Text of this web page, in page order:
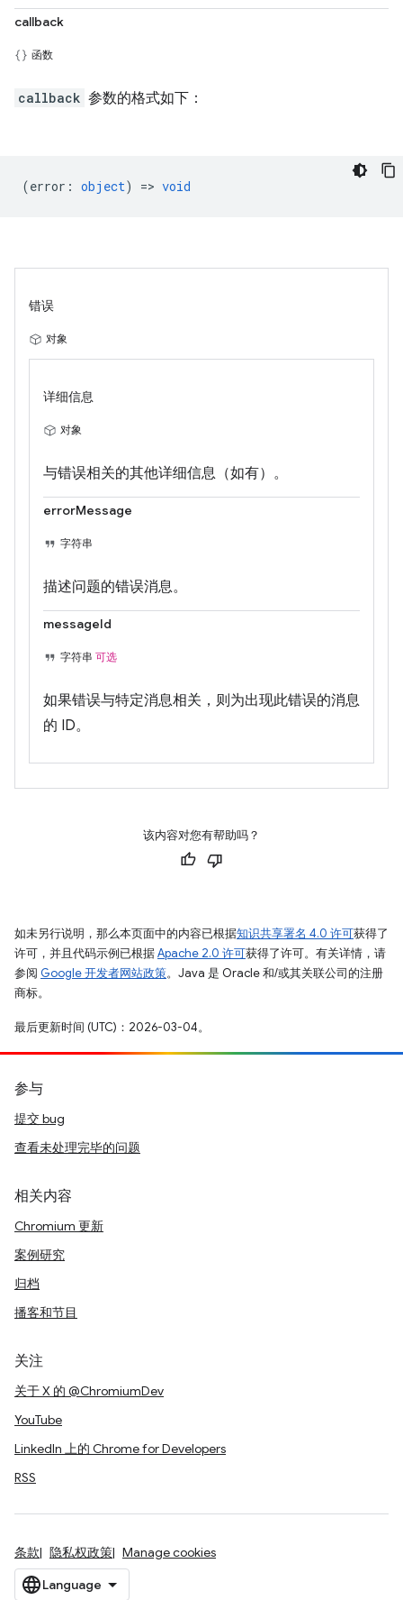
callback
函数
callback 参数的格式如下：
(error : object) => void
错误
对象
详细信息
对象
与错误相关的其他详细信息（如有）。
errorMessage
字符串
描述问题的错误消息。
messageId
字符串 可选
如果错误与特定消息相关，则为出现此错误的消息
的 ID。
该内容对您有帮助吗？
如未另行说明，那么本页面中的内容已根据知识共享署名 4.0 许可获得了
许可，并且代码示例已根据Apache 2.0 许可获得了许可。有关详情，请
参阅 Google 开发者网站政策。Java 是 Oracle 和/或其关联公司的注册
商标。
最后更新时间 (UTC)：2026-03-04。
参与
提交 bug
查看未处理完毕的问题
相关内容
Chromium 更新
案例研究
归档
播客和节目
关注
关于 X 的 @ChromiumDev
YouTube
LinkedIn 上的 Chrome for Developers
RSS
条款 隐私权政策 Manage cookies